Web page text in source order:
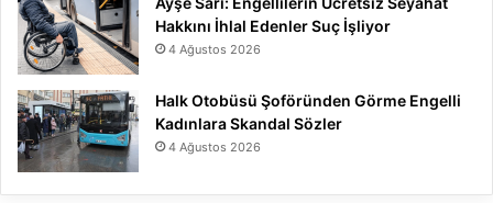
Hakkını İhlal Edenler Suç İşliyor
4 Ağustos 2026
Halk Otobüsü Şoföründen Görme Engelli
Kadınlara Skandal Sözler
4 Ağustos 2026